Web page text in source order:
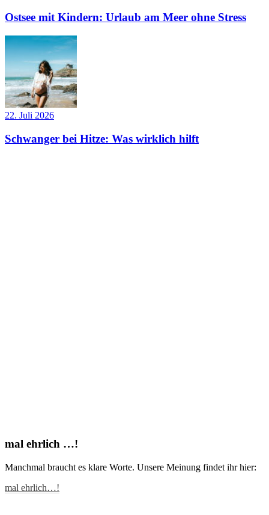
Ostsee mit Kindern: Urlaub am Meer ohne Stress
22. Juli 2026
Schwanger bei Hitze: Was wirklich hilft
mal ehrlich …!
Manchmal braucht es klare Worte. Unsere Meinung findet ihr hier:
mal ehrlich…!